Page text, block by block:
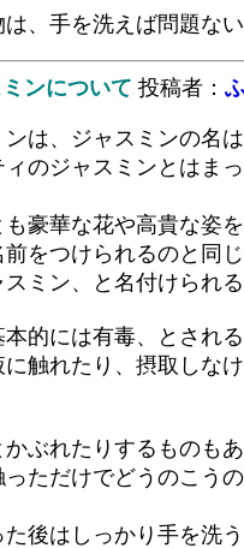
、手を洗えば問題ない
ンについて 投稿者：
は、ジャスミンの名は
のジャスミンとはま
豪華な花や高貴な姿
をつけられるのと同
ミン、と名付けられる
的には有毒、とされ
触れたり、摂取しな
ぶれたりするものも
ただけでどうのこう
後はしっかり手を洗う